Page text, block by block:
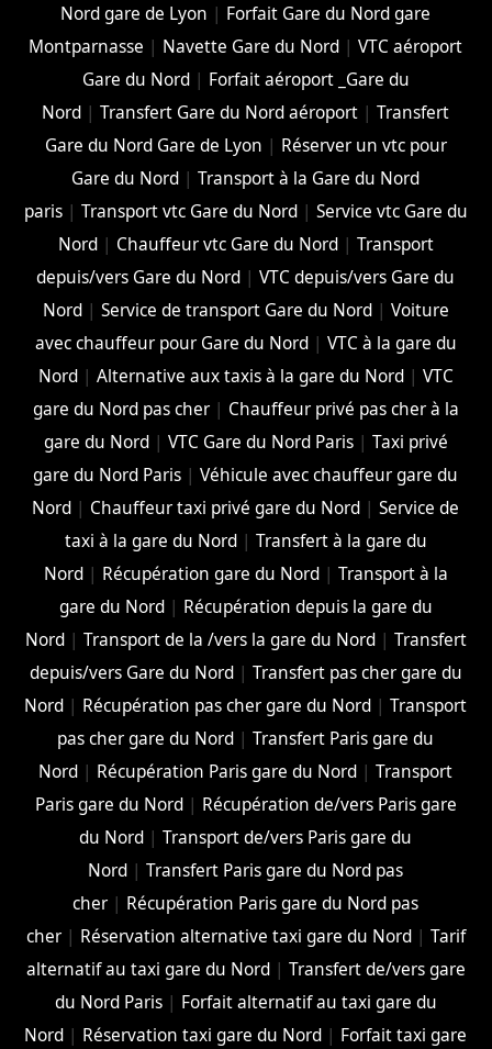
Nord gare de Lyon | Forfait Gare du Nord gare
Montparnasse | Navette Gare du Nord |VTC aéroport
Gare du Nord| Forfait aéroport _Gare du
Nord |Transfert Gare du Nord aéroport |Transfert
Gare du Nord Gare de Lyon | Réserver un vtc pour
Gare du Nord |Transport à la Gare du Nord
paris| Transport vtc Gare du Nord| Service vtc Gare du
Nord| Chauffeur vtc Gare du Nord| Transport
depuis/vers Gare du Nord |VTC depuis/vers Gare du
Nord| Service de transport Gare du Nord| Voiture
avec chauffeur pour Gare du Nord| VTC à la gare du
Nord| Alternative aux taxis à la gare du Nord| VTC
gare du Nord pas cher| Chauffeur privé pas cher à la
gare du Nord| VTC Gare du Nord Paris| Taxi privé
gare du Nord Paris |Véhicule avec chauffeur gare du
Nord | Chauffeur taxi privé gare du Nord |Service de
taxi à la gare du Nord| Transfert à la gare du
Nord| Récupération gare du Nord| Transport à la
gare du Nord| Récupération depuis la gare du
Nord| Transport de la /vers la gare du Nord| Transfert
depuis/vers Gare du Nord| Transfert pas cher gare du
Nord | Récupération pas cher gare du Nord |Transport
pas cher gare du Nord |Transfert Paris gare du
Nord | Récupération Paris gare du Nord |Transport
Paris gare du Nord| Récupération de/vers Paris gare
du Nord |Transport de/vers Paris gare du
Nord |Transfert Paris gare du Nord pas
cher | Récupération Paris gare du Nord pas
cher| Réservation alternative taxi gare du Nord| Tarif
alternatif au taxi gare du Nord| Transfert de/vers gare
du Nord Paris| Forfait alternatif au taxi gare du
Nord | Réservation taxi gare du Nord | Forfait taxi gare